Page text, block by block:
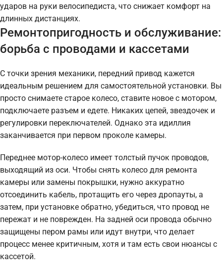
ударов на руки велосипедиста, что снижает комфорт на
длинных дистанциях.
Ремонтопригодность и обслуживание:
борьба с проводами и кассетами
С точки зрения механики, передний привод кажется
идеальным решением для самостоятельной установки. Вы
просто снимаете старое колесо, ставите новое с мотором,
подключаете разъем и едете. Никаких цепей, звездочек и
регулировки переключателей. Однако эта идиллия
заканчивается при первом проколе камеры.
Переднее мотор-колесо имеет толстый пучок проводов,
выходящий из оси. Чтобы снять колесо для ремонта
камеры или замены покрышки, нужно аккуратно
отсоединить кабель, протащить его через дропауты, а
затем, при установке обратно, убедиться, что провод не
пережат и не поврежден. На задней оси провода обычно
защищены пером рамы или идут внутри, что делает
процесс менее критичным, хотя и там есть свои нюансы с
кассетой.